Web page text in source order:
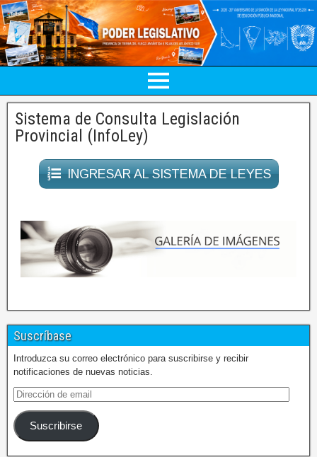
Sistema de Consulta Legislación
Provincial (InfoLey)
INGRESAR AL SISTEMA DE LEYES
Suscríbase
Introduzca su correo electrónico para suscribirse y recibir
notificaciones de nuevas noticias.
Suscribirse